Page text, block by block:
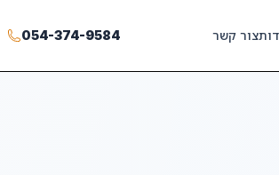
צור קשר 054-374-9584